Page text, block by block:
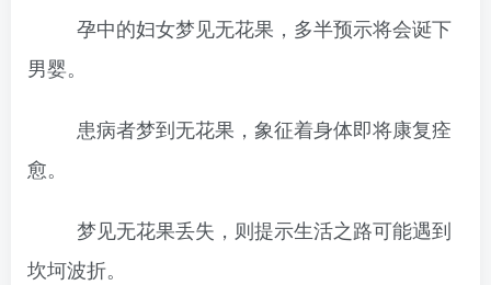
孕中的妇女梦见无花果，多半预示将会诞下
男婴。
患病者梦到无花果，象征着身体即将康复痊
愈。
梦见无花果丢失，则提示生活之路可能遇到
坎坷波折。